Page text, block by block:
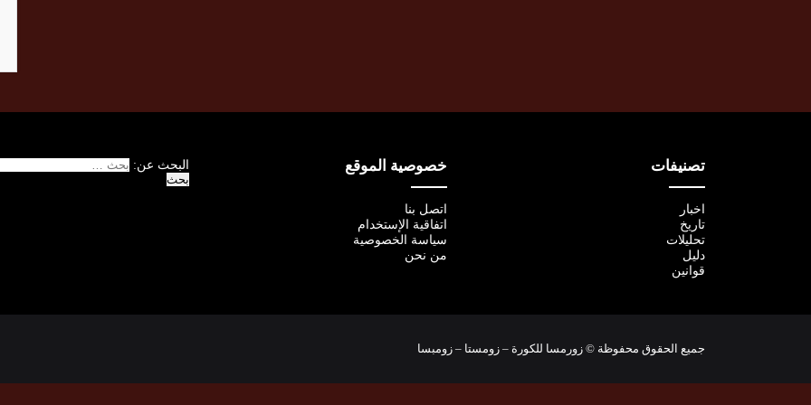
تصنيفات
اخبار
تاريخ
تحليلات
دليل
قوانين
خصوصية الموقع
اتصل بنا
اتفاقية الإستخدام
سياسة الخصوصية
من نحن
البحث عن:
جميع الحقوق محفوظة © زورمسا للكورة – زومستا – زومبسا